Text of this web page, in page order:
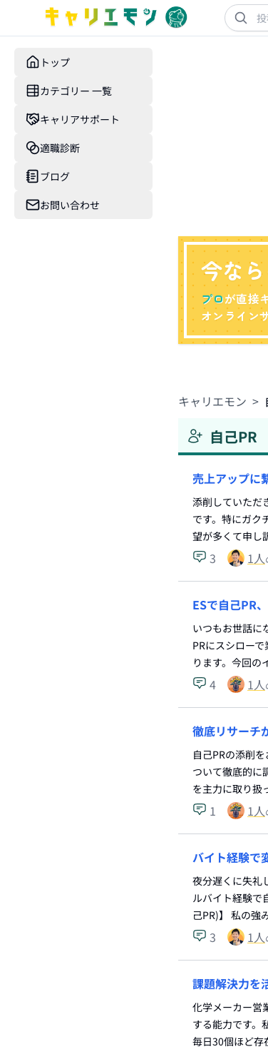
トップ
カテゴリー 一覧
キャリアサポート
適職診断
ブログ
お問い合わせ
今なら
プロが直接
オンライン
キャリエモン >
自己PR
売上アップに
添削していただ
です。特にガク
望が多くて申し
3 1人
ESで自己PR
いつもお世話に
PRにスシロー
ります。今回
4 1人
徹底リサーチ
自己PRの添削
ついて徹底的に
を主力に取り扱
1 1人
バイト経験で
夜分遅くに失礼
ルバイト経験で
己PR)】 私の強
3 1人
課題解決力を
化学メーカー営
する能力です。
毎日30個ほど